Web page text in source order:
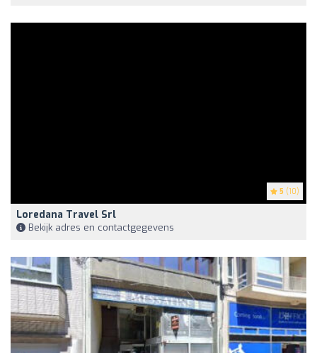
5 (10)
Loredana Travel Srl
Bekijk adres en contactgegevens